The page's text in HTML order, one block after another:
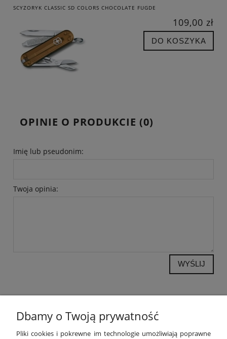
SCYZORYK CLASSIC SD COLORS CHOCOLATE FUGDE
109,00 zł
DO KOSZYKA
OPINIE O PRODUKCIE (0)
Imię lub pseudonim:
Twoja opinia:
WYŚLIJ
POMOC
Dbamy o Twoją prywatność
Pliki cookies i pokrewne im technologie umożliwiają poprawne